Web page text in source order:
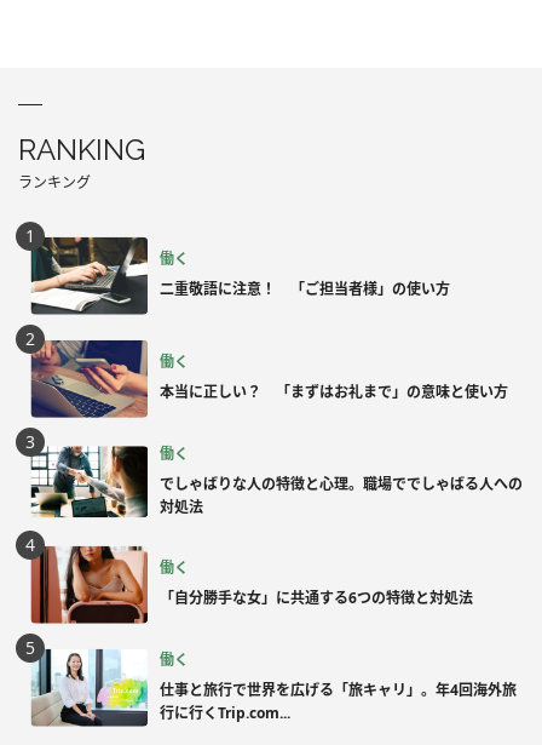
RANKING
ランキング
働く
二重敬語に注意！ 「ご担当者様」の使い方
働く
本当に正しい？ 「まずはお礼まで」の意味と使い方
働く
でしゃばりな人の特徴と心理。職場ででしゃばる人への
対処法
働く
「自分勝手な女」に共通する6つの特徴と対処法
働く
仕事と旅行で世界を広げる「旅キャリ」。年4回海外旅
行に行くTrip.com...